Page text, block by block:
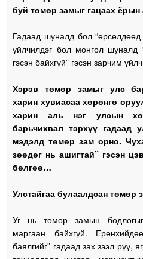
буй төмөр замыг гацаах
Гадаад шуналд бол
үйлчилдэг бол монгол
гэсэн байхгүй” гэсэн зарчим
Хэрэв төмөр замыг улс
харин хувиасаа хөрөнгө
харин аль нэг улсын
барьчихвал тэрхүү гадаад
мэдэлд төмөр зам орно.
зөөдөг нь ашигтай” гэсэн
бөлгөө…
Улстайгаа булаалдсан төмөр
Уг нь төмөр замын
маргаан байхгүй.
баялгийг” гадаад зах зээл рүү,